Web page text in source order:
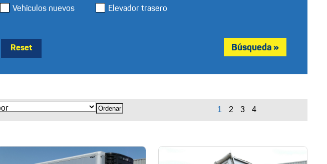
Vehículos nuevos Elevador trasero
Reset